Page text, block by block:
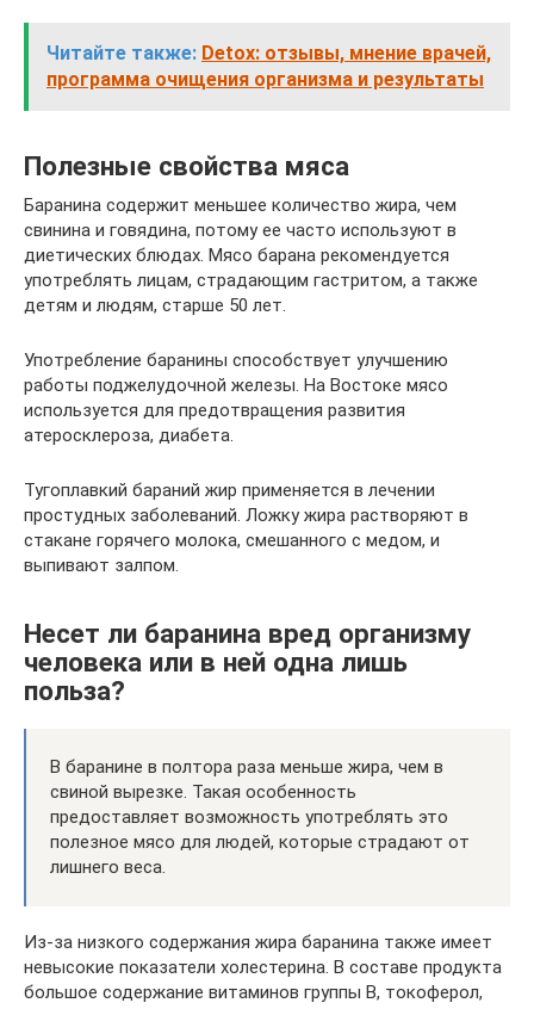
Читайте также: Detox: отзывы, мнение врачей,
программа очищения организма и результаты
Полезные свойства мяса
Баранина содержит меньшее количество жира, чем
свинина и говядина, потому ее часто используют в
диетических блюдах. Мясо барана рекомендуется
употреблять лицам, страдающим гастритом, а также
детям и людям, старше 50 лет.
Употребление баранины способствует улучшению
работы поджелудочной железы. На Востоке мясо
используется для предотвращения развития
атеросклероза, диабета.
Тугоплавкий бараний жир применяется в лечении
простудных заболеваний. Ложку жира растворяют в
стакане горячего молока, смешанного с медом, и
выпивают залпом.
Несет ли баранина вред организму
человека или в ней одна лишь
польза?
В баранине в полтора раза меньше жира, чем в
свиной вырезке. Такая особенность
предоставляет возможность употреблять это
полезное мясо для людей, которые страдают от
лишнего веса.
Из-за низкого содержания жира баранина также имеет
невысокие показатели холестерина. В составе продукта
большое содержание витаминов группы В, токоферол,